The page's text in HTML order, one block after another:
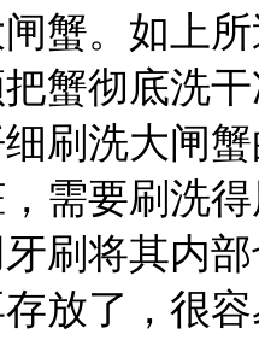
蟹。如上
蟹彻底洗
刷洗大闸
需要刷洗
刷将其内
放了，很